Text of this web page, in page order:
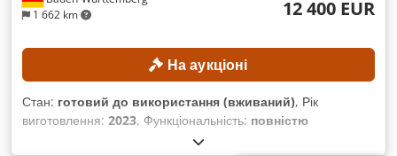
1 662 km
12 400 EUR
На аукціоні
Стан: готовий до використання (вживаний), Рік
виготовлення: 2023, Функціональність: повністю
, довжина точіння: